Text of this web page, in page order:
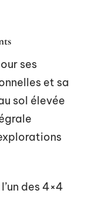
ses
et sa
sol élevée
des 4×4